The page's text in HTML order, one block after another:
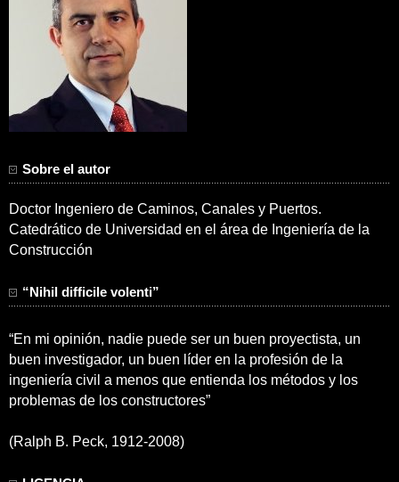
Sobre el autor
Doctor Ingeniero de Caminos, Canales y Puertos.
Catedrático de Universidad en el área de Ingeniería de la
Construcción
“Nihil difficile volenti”
“En mi opinión, nadie puede ser un buen proyectista, un
buen investigador, un buen líder en la profesión de la
ingeniería civil a menos que entienda los métodos y los
problemas de los constructores”
(Ralph B. Peck, 1912-2008)